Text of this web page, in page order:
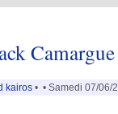
Camargue
kairos • • Samedi 07/06/